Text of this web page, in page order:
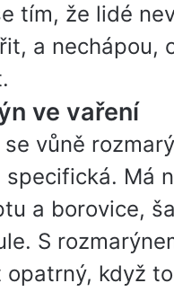
tím, že lidé
a nechápou,
ve vaření
vůně
Má
a borovice,
S
když to